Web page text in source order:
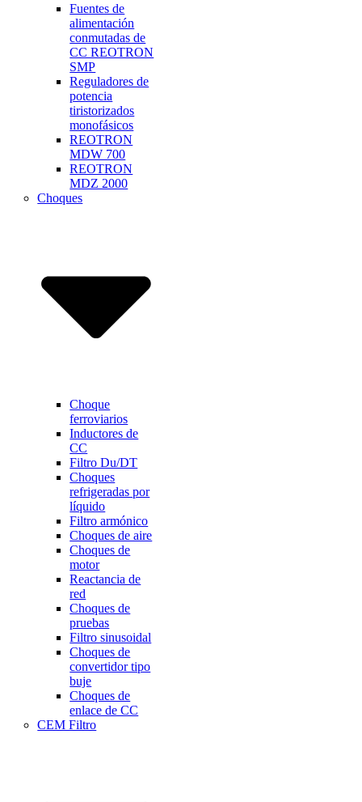
Fuentes de
alimentación
conmutadas de
CC REOTRON
SMP
Reguladores de
potencia
tiristorizados
monofásicos
REOTRON
MDW 700
REOTRON
MDZ 2000
Choques
Choque
ferroviarios
Inductores de
CC
Filtro Du/DT
Choques
refrigeradas por
líquido
Filtro armónico
Choques de aire
Choques de
motor
Reactancia de
red
Choques de
pruebas
Filtro sinusoidal
Choques de
convertidor tipo
buje
Choques de
enlace de CC
CEM Filtro